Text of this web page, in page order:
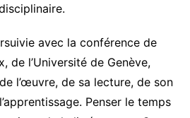
avec la conférence de
de l’Université de Genève,
l’œuvre, de sa lecture, de son
Penser le temps